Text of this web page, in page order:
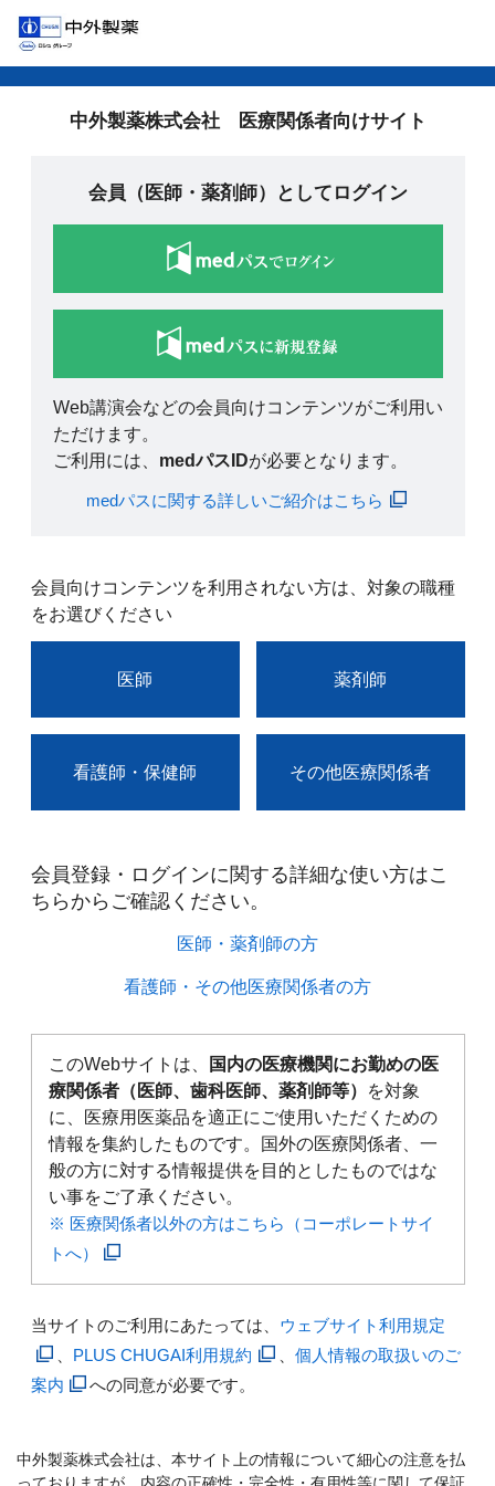
中外製薬株式会社 医療関係者向けサイト
会員（医師・薬剤師）としてログイン
Web講演会などの会員向けコンテンツがご利用い
ただけます。
ご利用には、 medパスIDが必要となります。
medパスに関する詳しいご紹介はこちら
会員向けコンテンツを利用されない方は、対象の職種
をお選びください
医師 薬剤師
看護師・保健師 その他医療関係者
会員登録・ログインに関する詳細な使い方はこ
ちらからご確認ください。​
医師・薬剤師の方​
看護師・その他医療関係者の方​
このWebサイトは、
国内の医療機関にお勤めの医
療関係者（医師、歯科医師、薬剤師等）
を対象
に、医療用医薬品を適正にご使用いただくための
情報を集約したものです。国外の医療関係者、一
般の方に対する情報提供を目的としたものではな
い事をご了承ください。
※ 医療関係者以外の方はこちら（コーポレートサイ
トへ）
当サイトのご利用にあたっては、 ウェブサイト利用規定
PLUS CHUGAI利用規約
個人情報の取扱いのご
案内
への同意が必要です。
中外製薬株式会社は、本サイト上の情報について細心の注意を払
っておりますが、内容の正確性・完全性・有用性等に関して保証